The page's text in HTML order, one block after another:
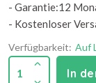
- Garantie:12
- Kostenloser
Verfügbarkeit: Auf
1 In